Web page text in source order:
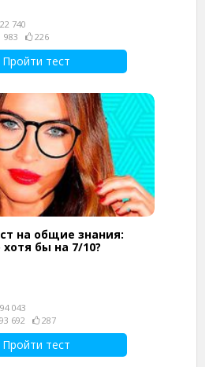
740
983
226
Пройти тест
на общие знания:
бы на 7/10?
043
692
287
Пройти тест